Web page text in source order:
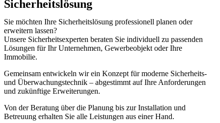
Sicherheitslösung
Sie möchten Ihre Sicherheitslösung professionell planen oder
erweitern lassen?
Unsere Sicherheitsexperten beraten Sie individuell zu passenden
Lösungen für Ihr Unternehmen, Gewerbeobjekt oder Ihre
Immobilie.
Gemeinsam entwickeln wir ein Konzept für moderne Sicherheits-
und Überwachungstechnik – abgestimmt auf Ihre Anforderungen
und zukünftige Erweiterungen.
Von der Beratung über die Planung bis zur Installation und
Betreuung erhalten Sie alle Leistungen aus einer Hand.